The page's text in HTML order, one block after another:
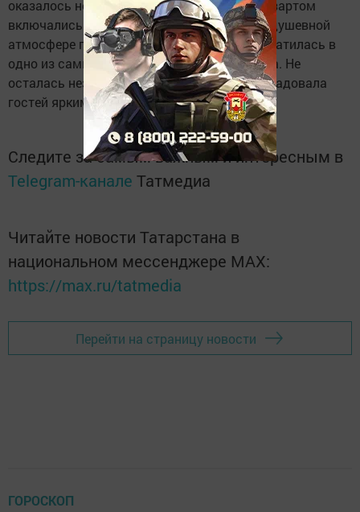
оказалось немало — и дети, и взрослые с азартом
включались в работу. А благодаря тёплой, душевной
атмосфере площадка Центра быстро превратилась в
одно из самых оживлённых мест праздника. Не
осталась незамеченной и фотозона — она радовала
гостей яркими кадрами!
Следите за самым важным и интересным в
Telegram-канале Татмедиа
Читайте новости Татарстана в
национальном мессенджере MАХ:
https://max.ru/tatmedia
Перейти на страницу новости
ГОРОСКОП